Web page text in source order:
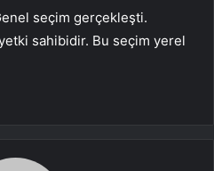
seçim gerçekleşti.
yetki sahibidir. Bu seçim yerel